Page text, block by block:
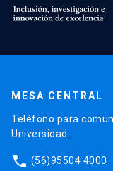
MESA CENTRAL
Teléfono para
Universidad.
phone (56)95504 4000